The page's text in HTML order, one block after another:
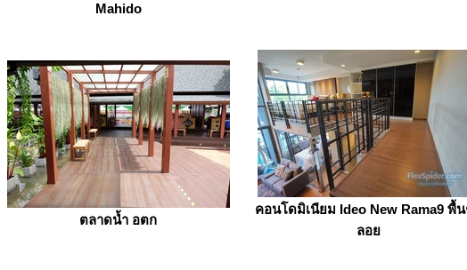
Mahido
ตลาดน้ำ อตก
คอนโดมิเนียม Ideo New Rama9 พื้
ลอย